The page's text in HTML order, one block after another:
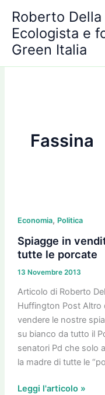
contenuto
Roberto
Ecologista e
Green Italia
Fassina
Economia, Politica
Spiagge in
tutte le porcate
13 Novembre 2013
Articolo di Roberto
Huffington Post Altro
vendere le nostre
su bianco da tutto il
senatori Pd che solo
la madre di tutte le
in
vendita:
perché
la
madre
di
tutte
le
porcate
Leggi l'articolo »
r
c
h